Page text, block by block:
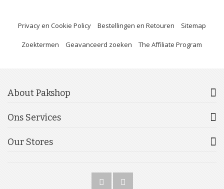
Privacy en Cookie Policy Bestellingen en Retouren Sitemap
Zoektermen Geavanceerd zoeken The Affiliate Program
About Pakshop
Ons Services
Our Stores